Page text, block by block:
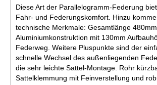
Diese Art der Parallelogramm-Federung
Fahr- und Federungskomfort. Hinzu
technische Merkmale: Gesamtlänge
Aluminiumkonstruktion mit 130mm
Federweg. Weitere Pluspunkte sind der
schnelle Wechsel des außenliegenden
die sehr leichte Sattel-Montage. Rohr
Sattelklemmung mit Feinverstellung und